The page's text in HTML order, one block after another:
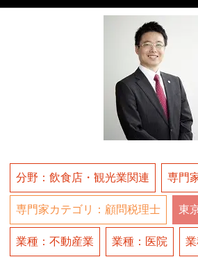
分野：飲食店・観光業関連 専門
専門家カテゴリ：顧問税理士 東
業種：不動産業 業種：医院